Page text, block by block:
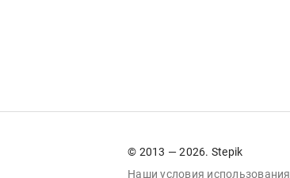
© 2013 — 2026. Stepik
Наши условия использования